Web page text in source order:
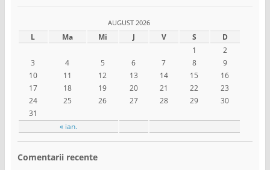
AUGUST 2026
L Ma Mi J V S D
« ian.
1
2
3
4 5 6 7 8
9
10
11 12 13 14 15
16
17
18 19 20 21 22
23
24
25 26 27 28 29
30
31
Comentarii recente